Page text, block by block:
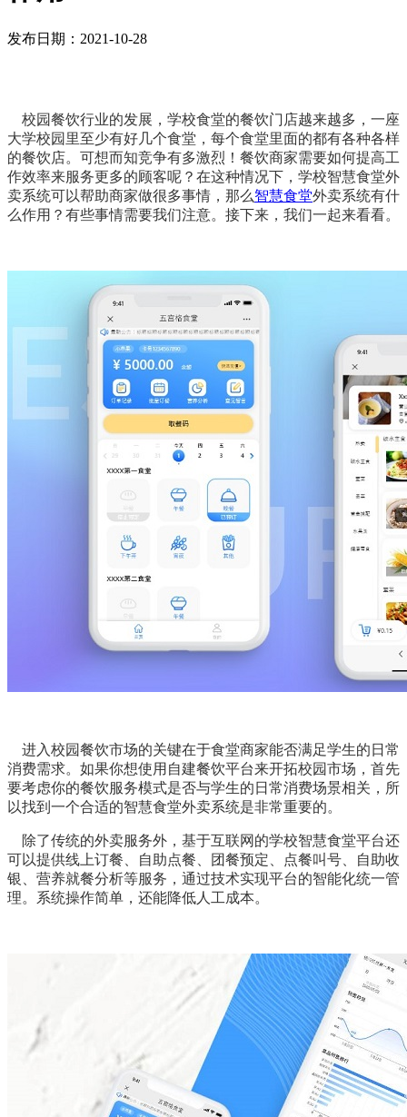
发布日期：2021-10-28
校园餐饮行业的发展，学校食堂的餐饮门店越来越多，一座
大学校园里至少有好几个食堂，每个食堂里面的都有各种各样
的餐饮店。可想而知竞争有多激烈！餐饮商家需要如何提高工
作效率来服务更多的顾客呢？在这种情况下，学校智慧食堂外
卖系统可以帮助商家做很多事情，那么智慧食堂外卖系统有什
么作用？有些事情需要我们注意。接下来，我们一起来看看。
进入校园餐饮市场的关键在于食堂商家能否满足学生的日常
消费需求。如果你想使用自建餐饮平台来开拓校园市场，首先
要考虑你的餐饮服务模式是否与学生的日常消费场景相关，所
以找到一个合适的智慧食堂外卖系统是非常重要的。
除了传统的外卖服务外，基于互联网的学校智慧食堂平台还
可以提供线上订餐、自助点餐、团餐预定、点餐叫号、自助收
银、营养就餐分析等服务，通过技术实现平台的智能化统一管
理。系统操作简单，还能降低人工成本。